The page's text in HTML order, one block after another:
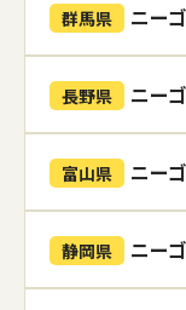
群馬県 ニー
長野県 ニー
富山県 ニー
静岡県 ニー